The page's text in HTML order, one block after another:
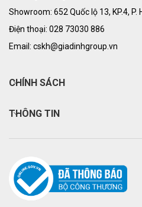
Showroom: 652 Quốc lộ 13, KP.4, P.
Điện thoại: 028 73030 886
Email: cskh@giadinhgroup.vn
CHÍNH SÁCH
THÔNG TIN